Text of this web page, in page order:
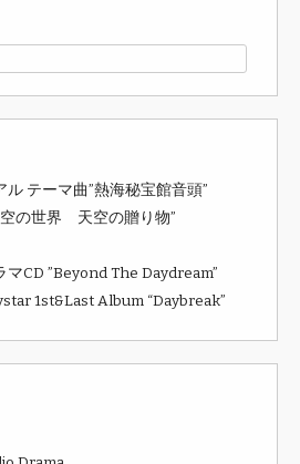
テーマ曲”熱海秘宝館音頭”
の世界 天空の贈り物”
CD ”Beyond The Daydream”
1st&Last Album “Daybreak”